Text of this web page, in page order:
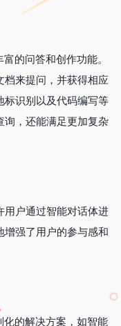
的问答和创作功能。
档来提问，并获得相应
标识别以及代码编写等
询，还能满足更加复杂
用户通过智能对话体进
强了用户的参与感和
的解决方案，如智能